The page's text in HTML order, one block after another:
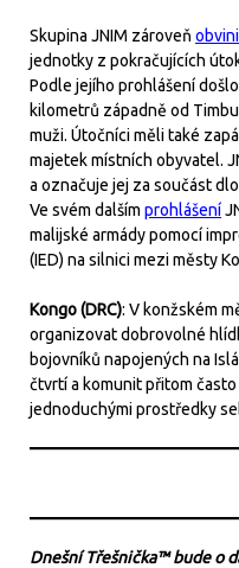
Skupina JNIM zároveň
jednotky z pokračujících
Podle jejího prohlášení
kilometrů západně od
muži. Útočníci měli také
majetek místních obyvatel.
a označuje jej za součást
Ve svém dalším prohlášení
malijské armády pomocí
(IED) na silnici mezi městy
Kongo (DRC): V konžském
organizovat dobrovolné
bojovníků napojených na
čtvrtí a komunit přitom
jednoduchými prostředky
Dnešní Třešnička™ bude o